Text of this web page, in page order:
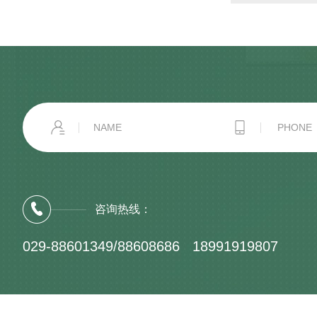
咨询热线：
029-88601349/88608686 18991919807